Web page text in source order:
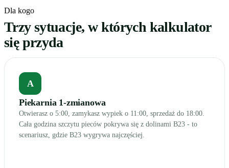
Dla kogo
Trzy sytuacje, w których kalkulator
się przyda
A
Piekarnia 1-zmianowa
Otwierasz o 5:00, zamykasz wypiek o 11:00, sprzedaż do 18:00.
Cała godzina szczytu pieców pokrywa się z dolinami B23 - to
scenariusz, gdzie B23 wygrywa najczęściej.